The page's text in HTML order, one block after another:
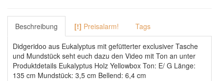
Beschreibung [!] Preisalarm! Tags
Didgeridoo aus Eukalyptus mit gefütterter exclusiver Tasche
und Mundstück seht euch dazu den Video mit Ton an unter
Produktdetails Eukalyptus Holz Yellowbox Ton: E/ G Länge:
135 cm Mundstück: 3,5 cm Bellend: 6,4 cm